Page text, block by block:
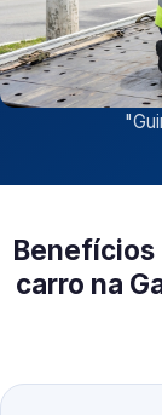
"
Benefícios
carro na